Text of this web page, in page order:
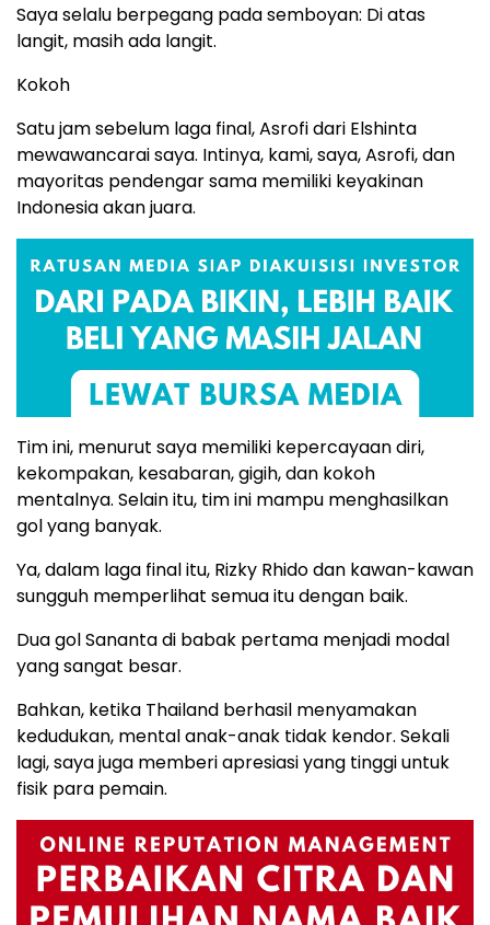
Saya selalu berpegang pada semboyan: Di atas
langit, masih ada langit.
Kokoh
Satu jam sebelum laga final, Asrofi dari Elshinta
mewawancarai saya. Intinya, kami, saya, Asrofi, dan
mayoritas pendengar sama memiliki keyakinan
Indonesia akan juara.
Tim ini, menurut saya memiliki kepercayaan diri,
kekompakan, kesabaran, gigih, dan kokoh
mentalnya. Selain itu, tim ini mampu menghasilkan
gol yang banyak.
Ya, dalam laga final itu, Rizky Rhido dan kawan-kawan
sungguh memperlihat semua itu dengan baik.
Dua gol Sananta di babak pertama menjadi modal
yang sangat besar.
Bahkan, ketika Thailand berhasil menyamakan
kedudukan, mental anak-anak tidak kendor. Sekali
lagi, saya juga memberi apresiasi yang tinggi untuk
fisik para pemain.